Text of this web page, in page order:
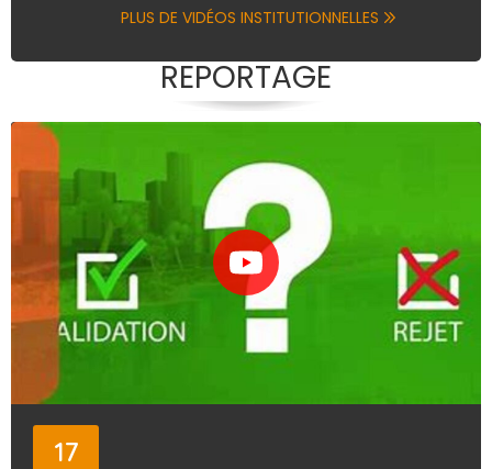
PLUS DE VIDÉOS INSTITUTIONNELLES
REPORTAGE
17